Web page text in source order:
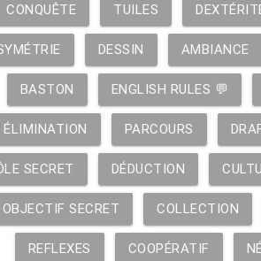
CONQUÊTE TUILES
DESSIN AMBIANCE
BASTON ENGLISH RULES 💬
ÉLIMINATION PARCOURS
SECRET DÉDUCTION
OBJECTIF SECRET COLLECTION
REFLEXES COOPÉRATIF